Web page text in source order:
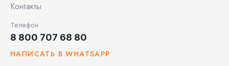
Контакты
Телефон
8 800 707 68 80
НАПИСАТЬ В WHATSAPP